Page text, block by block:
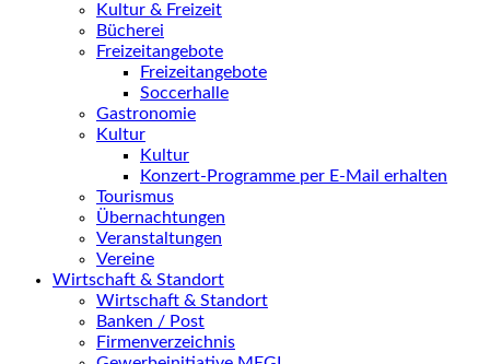
Kultur & Freizeit
Bücherei
Freizeitangebote
Freizeitangebote
Soccerhalle
Gastronomie
Kultur
Kultur
Konzert-Programme per E-Mail erhalten
Tourismus
Übernachtungen
Veranstaltungen
Vereine
Wirtschaft & Standort
Wirtschaft & Standort
Banken / Post
Firmenverzeichnis